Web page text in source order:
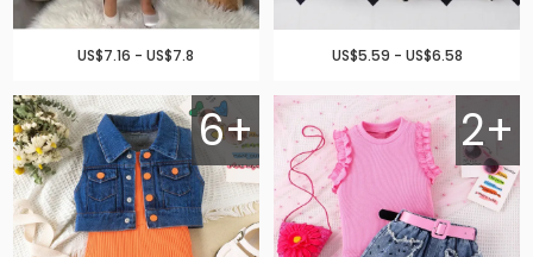
US$7.16 - US$7.8 US$5.59 - US$6.58
6+ 2+